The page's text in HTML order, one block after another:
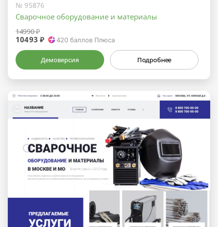
№ 95876
Сварочное оборудование и материалы
14990 ₽
10493 ₽ 420 баллов Плюса
Демоверсия Подробнее